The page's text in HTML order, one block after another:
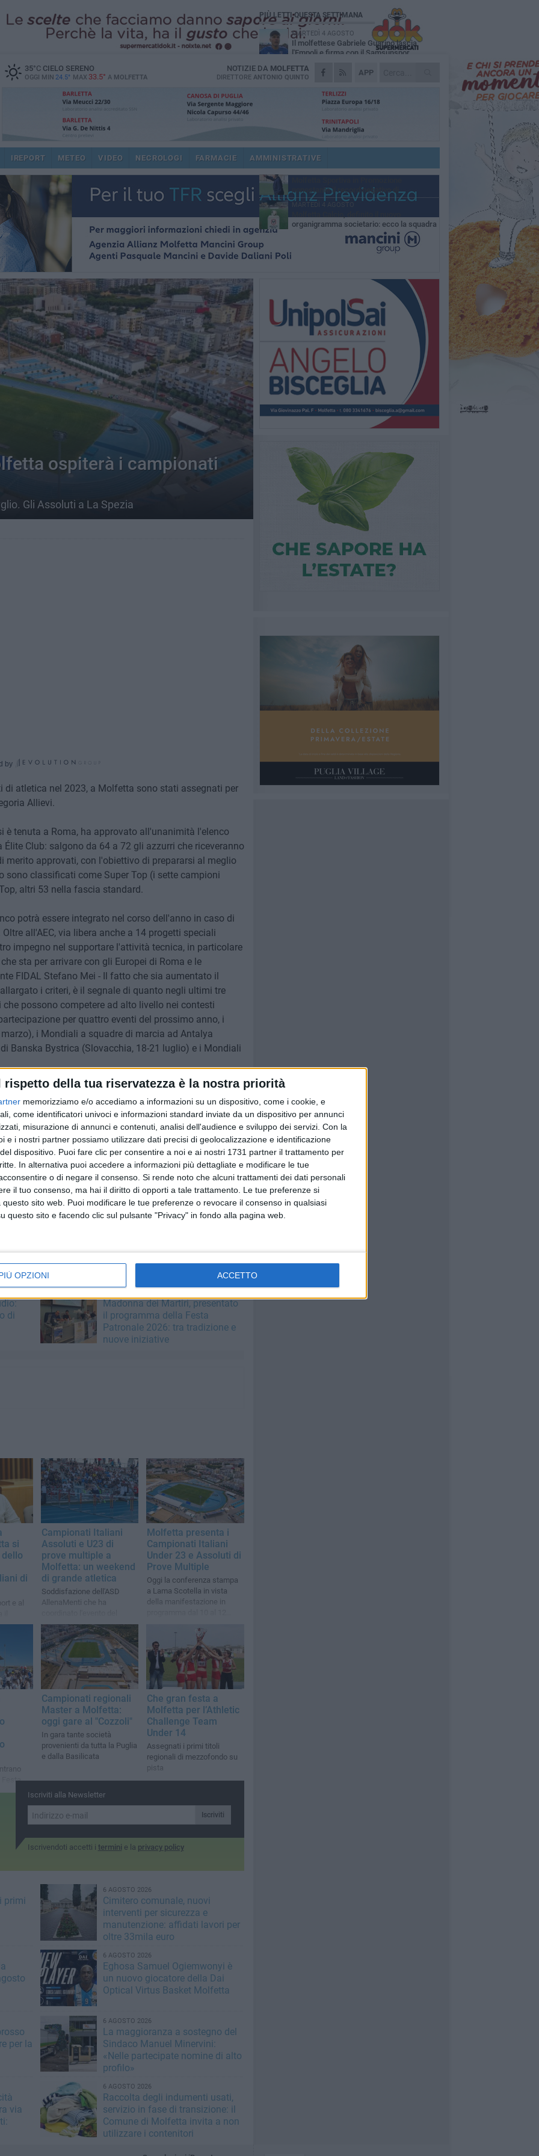
rispetto della tua riservatezza è la nostra priorità
memorizziamo e/o accediamo a informazioni su un dispositivo, come i cookie, e
come identificatori univoci e informazioni standard inviate da un dispositivo per annunci
misurazione di annunci e contenuti, analisi dell'audience e sviluppo dei servizi. Con la
e i nostri partner possiamo utilizzare dati precisi di geolocalizzazione e identificazione
dispositivo. Puoi fare clic per consentire a noi e ai nostri 1731 partner il trattamento per
In alternativa puoi accedere a informazioni più dettagliate e modificare le tue
o di negare il consenso. Si rende noto che alcuni trattamenti dei dati personali
il tuo consenso, ma hai il diritto di opporti a tale trattamento. Le tue preferenze si
sito web. Puoi modificare le tue preferenze o revocare il consenso in qualsiasi
questo sito e facendo clic sul pulsante "Privacy" in fondo alla pagina web.
OPZIONI ACCETTO
35°CCIELO SERENO
OGGI MIN 24.5° MAX 33.5° A MOLFETTA
APP
NOTIZIE DA MOLFETTA
DIRETTORE ANTONIO QUINTO
IREPORT METEO VIDEO NECROLOGI FARMACIE AMMINISTRATIVE
ospiterà i campionati
Gli Assoluti a La Spezia
by
atletica nel 2023, a Molfetta sono stati assegnati per
Allievi.
è tenuta a Roma, ha approvato all'unanimità l'elenco
Club: salgono da 64 a 72 gli azzurri che riceveranno
merito approvati, con l'obiettivo di prepararsi al meglio
sono classificati come Super Top (i sette campioni
altri 53 nella fascia standard.
potrà essere integrato nel corso dell'anno in caso di
all'AEC, via libera anche a 14 progetti speciali
impegno nel supportare l'attività tecnica, in particolare
sta per arrivare con gli Europei di Roma e le
FIDAL Stefano Mei - Il fatto che sia aumentato il
i criteri, è il segnale di quanto negli ultimi tre
possono competere ad alto livello nei contesti
per quattro eventi del prossimo anno, i
i Mondiali a squadre di marcia ad Antalya
Banska Bystrica (Slovacchia, 18-21 luglio) e i Mondiali
con un'apposita delibera, votata all'unanimità, la
Italiani Assoluti 2024, come ampiamente previsto
Covid) all'organizzazione dell'evento già
candidata, ospiterà per la prima volta la massima
giugno, data ultima per ottenere gli standard di
di Parigi che cominceranno, per l'atletica, il 1° agosto.
all'unanimità: Campionati Italiani Allievi a Molfetta
Juniores e Promesse in calendario per il 26-28 luglio,
a Modena il 21-22 settembre, Campionati Italiani
di
Madonna dei Martiri, presentato
il programma della Festa
Patronale 2026: tra tradizione e
nuove iniziative
si
di
e al
i
Campionati Italiani
Assoluti e U23 di
prove multiple a
Molfetta: un weekend
di grande atletica
Soddisfazione dell'ASD
AllenaMenti che ha
"Cozzoli"
Molfetta presenta i
Campionati Italiani
Under 23 e Assoluti di
Prove Multiple
Oggi la conferenza stampa
a Lama Scotella in vista
della manifestazione in
Festa
Campionati regionali
Master a Molfetta:
oggi gare al "Cozzoli"
In gara tante società
provenienti da tutta la Puglia
e dalla Basilicata
Che gran festa a
Molfetta per l’Athletic
Challenge Team
Under 14
Assegnati i primi titoli
regionali di mezzofondo su
pista
Iscriviti alla Newsletter
Iscriviti
Iscrivendoti accetti i termini e la privacy policy
primi
6 AGOSTO 2026
Cimitero comunale, nuovi
interventi per sicurezza e
manutenzione: affidati lavori per
oltre 33mila euro
6 AGOSTO 2026
Eghosa Samuel Ogiemwonyi è
un nuovo giocatore della Dai
Optical Virtus Basket Molfetta
per la
6 AGOSTO 2026
La maggioranza a sostegno del
Sindaco Manuel Minervini:
«Nelle partecipate nomine di alto
profilo»
via
6 AGOSTO 2026
Raccolta degli indumenti usati,
servizio in fase di transizione: il
Comune di Molfetta invita a non
utilizzare i contenitori
PIÙ LETTI QUESTA SETTIMANA
MARTEDÌ 4 AGOSTO
Il molfettese Gabriele Guarino lascia
l'Empoli e firma con il Samsunspor
LUNEDÌ 3 AGOSTO
Palazzetto Giovanni Panunzio: dove lo
DOMENICA 2 AGOSTO
Minervini riparte da Otranto
Il Barletta continua a pescare a Molfetta
per il vivaio: altri tre giovani biancorossi
SABATO 1 AGOSTO
nonostante il record negativo di
retrocessioni
MARTEDÌ 4 AGOSTO
organigramma societario: ecco la squadra
dirigenziale